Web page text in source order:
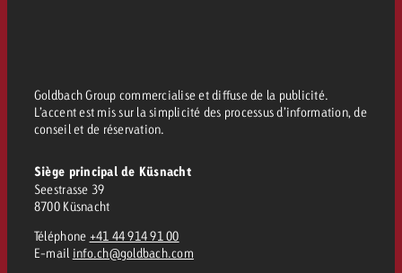
Goldbach Group commercialise et diffuse de la publicité.
L’accent est mis sur la simplicité des processus d’information, de
conseil et de réservation.
Siège principal de Küsnacht
Seestrasse 39
8700 Küsnacht
Téléphone +41 44 914 91 00
E-mail info.ch@goldbach.com